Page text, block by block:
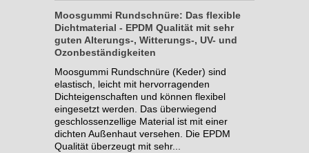
Moosgummi Rundschnüre: Das flexible
Dichtmaterial - EPDM Qualität mit sehr
guten Alterungs-, Witterungs-, UV- und
Ozonbeständigkeiten
Moosgummi Rundschnüre (Keder) sind
elastisch, leicht mit hervorragenden
Dichteigenschaften und können flexibel
eingesetzt werden. Das überwiegend
geschlossenzellige Material ist mit einer
dichten Außenhaut versehen. Die EPDM
Qualität überzeugt mit sehr...